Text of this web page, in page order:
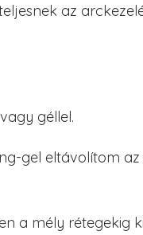
az
géllel.
gel eltávolítom
a mély rétegekig